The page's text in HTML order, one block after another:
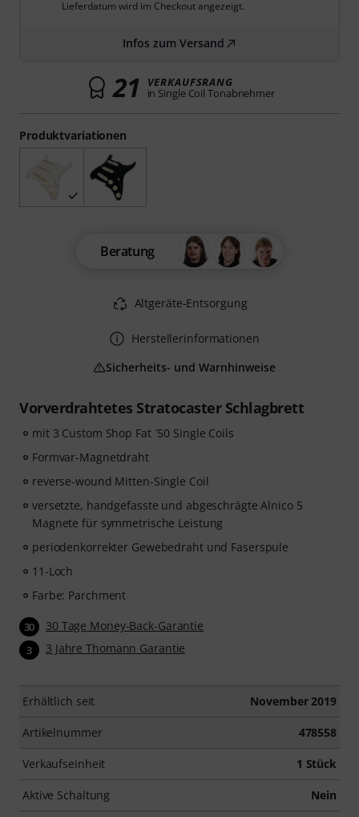
Vorverdrahtetes Stratocaster Schlagbrett
mit 3 Custom Shop Fat ´50 Single Coils
Formvar-Magnetdraht
reverse-wound Mitten-Single Coil
versetzte, handgefasste und abgeschrägte Alnico 5
Magnete für symmetrische Leistung
periodenkorrekter Gewebedraht und Faserspule
11-Loch
Farbe: Parchment
30 30 Tage Money-Back-Garantie
3 3 Jahre Thomann Garantie
Erhältlich seit November 2019
Artikelnummer 478558
Verkaufseinheit 1 Stück
Aktive Schaltung Nein
Produktvariationen
Lieferdatum wird im Checkout angezeigt.
Infos zum Versand
21 VERKAUFSRANG
in Single Coil Tonabnehmer
Beratung
Altgeräte-Entsorgung
Herstellerinformationen
Sicherheits- und Warnhinweise